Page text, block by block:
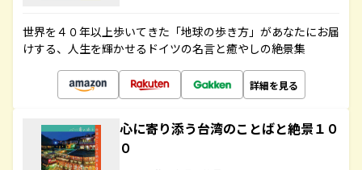
世界を４０年以上歩いてきた「地球の歩き方」があなたにお届
けする、人生を輝かせるドイツの名言と癒やしの絶景集
詳細を見る
心に寄り添う台湾のことばと絶景１０
０